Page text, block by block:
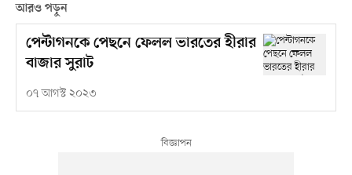
আরও পড়ুন
পেন্টাগনকে পেছনে ফেলল ভারতের হীরার
বাজার সুরাট
০৭ আগস্ট ২০২৩